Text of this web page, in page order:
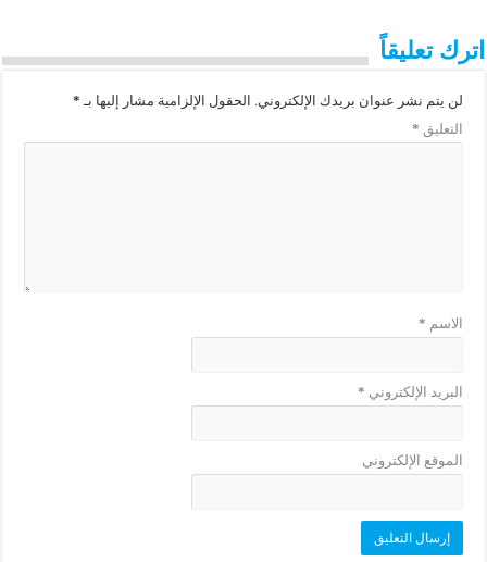
اترك تعليقاً
لن يتم نشر عنوان بريدك الإلكتروني. الحقول الإلزامية مشار إليها بـ *
التعليق *
الاسم *
البريد الإلكتروني *
الموقع الإلكتروني